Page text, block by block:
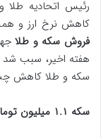
رئیس اتحادیه طلا
کاهش نرخ ارز و
فروش سکه و طلا
سکه و طلا کاهش
سکه ١.١ میلیون تومان ارزان شد